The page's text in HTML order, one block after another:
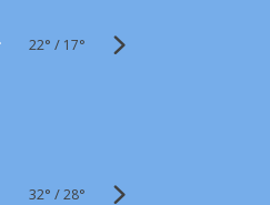
22° / 17°
32° /28°